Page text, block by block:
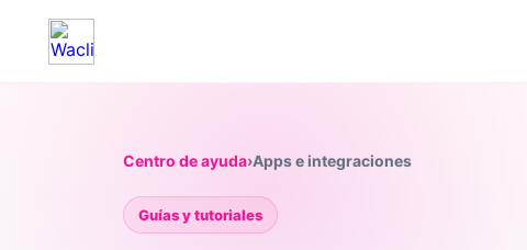
Centro de ayuda›Apps e integraciones
Guías y tutoriales